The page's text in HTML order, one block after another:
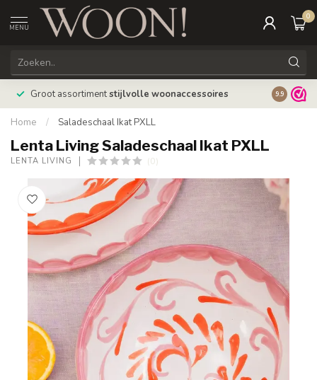
MENU
0
Groot assortimentstijlvolle woonaccessoires 9.9
Home / Saladeschaal Ikat PXLL
Lenta Living Saladeschaal Ikat PXLL
LENTA LIVING (0)